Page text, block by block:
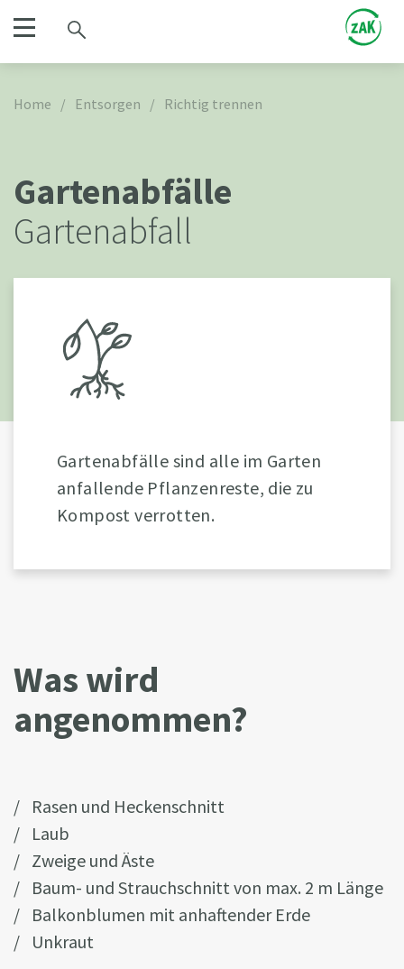
Home / Entsorgen / Richtig trennen
Gartenabfälle
Gartenabfall
Gartenabfälle sind alle im Garten
anfallende Pflanzenreste, die zu
Kompost verrotten.
Was wird
angenommen?
Rasen und Heckenschnitt
Laub
Zweige und Äste
Baum- und Strauchschnitt von max. 2 m Länge
Balkonblumen mit anhaftender Erde
Unkraut